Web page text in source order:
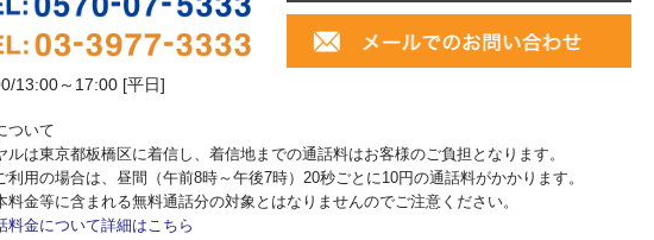
13:00～17:00 [平日]
ついて
ルは東京都板橋区に着信し、着信地までの通話料はお客様のご負担となります。
利用の場合は、昼間（午前8時～午後7時）20秒ごとに10円の通話料がかかります。
料金等に含まれる無料通話分の対象とはなりませんのでご注意ください。
料金について詳細はこちら